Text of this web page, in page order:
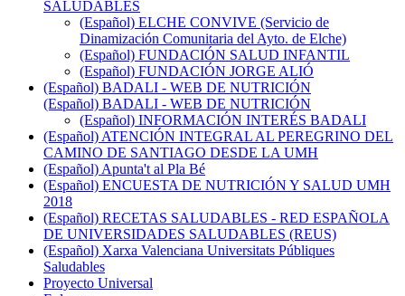
SALUDABLES
(Español) ELCHE CONVIVE (Servicio de
Dinamización Comunitaria del Ayto. de Elche)
(Español) FUNDACIÓN SALUD INFANTIL
(Español) FUNDACIÓN JORGE ALIÓ
(Español) BADALI - WEB DE NUTRICIÓN
(Español) BADALI - WEB DE NUTRICIÓN
(Español) INFORMACIÓN INTERÉS BADALI
(Español) ATENCIÓN INTEGRAL AL PEREGRINO DEL
CAMINO DE SANTIAGO DESDE LA UMH
(Español) Apunta't al Pla Bé
(Español) ENCUESTA DE NUTRICIÓN Y SALUD UMH
2018
(Español) RECETAS SALUDABLES - RED ESPAÑOLA
DE UNIVERSIDADES SALUDABLES (REUS)
(Español) Xarxa Valenciana Universitats Públiques
Saludables
Proyecto Universal